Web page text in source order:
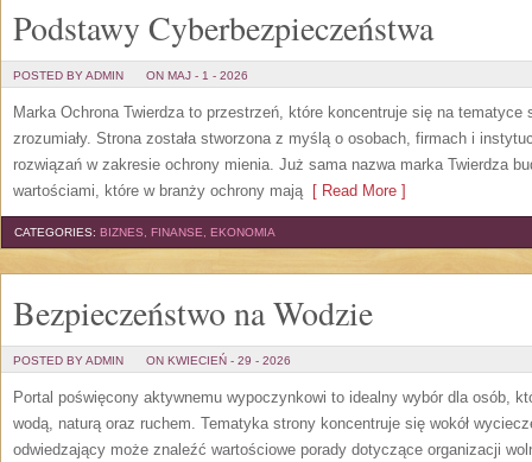
Podstawy Cyberbezpieczeństwa
POSTED BY ADMIN ON MAJ - 1 - 2026
Marka Ochrona Twierdza to przestrzeń, które koncentruje się na tematyce
zrozumiały. Strona została stworzona z myślą o osobach, firmach i
rozwiązań w zakresie ochrony mienia. Już sama nazwa marka Twierdza
wartościami, które w branży ochrony mają[ Read More ]
CATEGORIES: BIZNES, FINANSE, EKONOMIA
Bezpieczeństwo na Wodzie
POSTED BY ADMIN ON KWIECIEŃ - 29 - 2026
Portal poświęcony aktywnemu wypoczynkowi to idealny wybór dla osób,
wodą, naturą oraz ruchem. Tematyka strony koncentruje się wokół
odwiedzający może znaleźć wartościowe porady dotyczące organizacji